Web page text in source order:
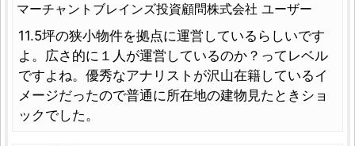
マーチャントブレインズ投資顧問株式会社 ユーザー
11.5坪の狭小物件を拠点に運営しているらしいです
よ。広さ的に１人が運営しているのか？ってレベル
ですよね。優秀なアナリストが沢山在籍しているイ
メージだったので普通に所在地の建物見たときショ
ックでした。